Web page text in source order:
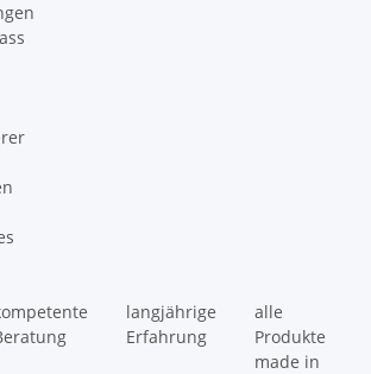
langjährige
Erfahrung
alle
Produkte
made in